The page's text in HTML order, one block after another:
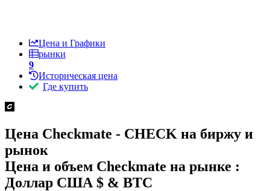
Цена и Графики
рынки
9
Историческая цена
Где купить
Цена Checkmate - CHECK на биржу и
рынок
Цена и объем Checkmate на рынке :
Доллар США $ & BTC